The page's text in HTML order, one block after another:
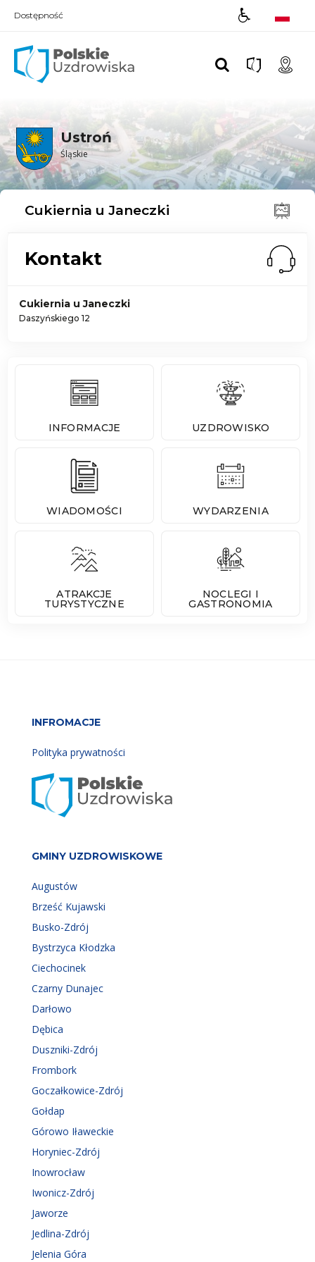
Dostępność
Ustroń
Śląskie
Cukiernia u Janeczki
Kontakt
Cukiernia u Janeczki
Daszyńskiego 12
INFORMACJE UZDROWISKO
WIADOMOŚCI WYDARZENIA
ATRAKCJE
TURYSTYCZNE
NOCLEGI I
GASTRONOMIA
INFROMACJE
Polityka prywatności
GMINY UZDROWISKOWE
Augustów
Brześć Kujawski
Busko-Zdrój
Bystrzyca Kłodzka
Ciechocinek
Czarny Dunajec
Darłowo
Dębica
Duszniki-Zdrój
Frombork
Goczałkowice-Zdrój
Gołdap
Górowo Iławeckie
Horyniec-Zdrój
Inowrocław
Iwonicz-Zdrój
Jaworze
Jedlina-Zdrój
Jelenia Góra